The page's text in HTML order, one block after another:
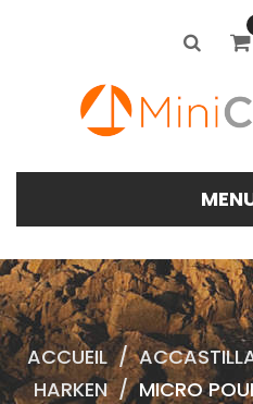
ACCUEIL /
HARKEN / MICRO